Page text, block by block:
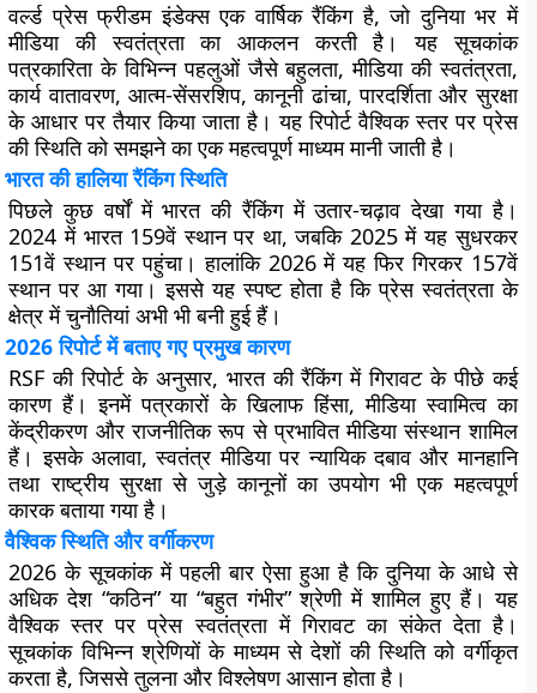
वर्ल्ड प्रेस फ्रीडम इंडेक्स एक वार्षिक रैंकिंग है, जो दुनिया भर में
मीडिया की स्वतंत्रता का आकलन करती है। यह सूचकांक
पत्रकारिता के विभिन्न पहलुओं जैसे बहुलता, मीडिया की स्वतंत्रता,
कार्य वातावरण, आत्म-सेंसरशिप, कानूनी ढांचा, पारदर्शिता और सुरक्षा
के आधार पर तैयार किया जाता है। यह रिपोर्ट वैश्विक स्तर पर प्रेस
की स्थिति को समझने का एक महत्वपूर्ण माध्यम मानी जाती है।
भारत की हालिया रैंकिंग स्थिति
पिछले कुछ वर्षों में भारत की रैंकिंग में उतार-चढ़ाव देखा गया है।
2024 में भारत 159वें स्थान पर था, जबकि 2025 में यह सुधरकर
151वें स्थान पर पहुंचा। हालांकि 2026 में यह फिर गिरकर 157वें
स्थान पर आ गया। इससे यह स्पष्ट होता है कि प्रेस स्वतंत्रता के
क्षेत्र में चुनौतियां अभी भी बनी हुई हैं।
2026 रिपोर्ट में बताए गए प्रमुख कारण
RSF की रिपोर्ट के अनुसार, भारत की रैंकिंग में गिरावट के पीछे कई
कारण हैं। इनमें पत्रकारों के खिलाफ हिंसा, मीडिया स्वामित्व का
केंद्रीकरण और राजनीतिक रूप से प्रभावित मीडिया संस्थान शामिल
हैं। इसके अलावा, स्वतंत्र मीडिया पर न्यायिक दबाव और मानहानि
तथा राष्ट्रीय सुरक्षा से जुड़े कानूनों का उपयोग भी एक महत्वपूर्ण
कारक बताया गया है।
वैश्विक स्थिति और वर्गीकरण
2026 के सूचकांक में पहली बार ऐसा हुआ है कि दुनिया के आधे से
अधिक देश “कठिन” या “बहुत गंभीर” श्रेणी में शामिल हुए हैं। यह
वैश्विक स्तर पर प्रेस स्वतंत्रता में गिरावट का संकेत देता है।
सूचकांक विभिन्न श्रेणियों के माध्यम से देशों की स्थिति को वर्गीकृत
करता है, जिससे तुलना और विश्लेषण आसान होता है।